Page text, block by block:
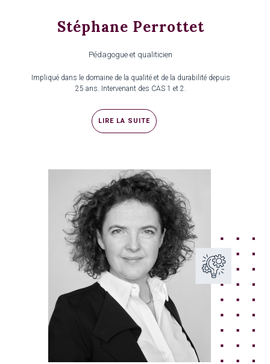
Stéphane Perrottet
Pédagogue et qualiticien
Impliqué dans le domaine de la qualité et de la durabilité depuis
25 ans. Intervenant des CAS 1 et 2.
LIRE LA SUITE